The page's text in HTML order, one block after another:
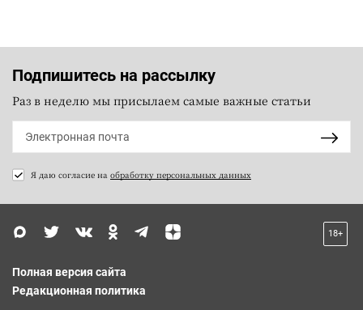
Подпишитесь на рассылку
Раз в неделю мы присылаем самые важные статьи
Я даю согласие на обработку персональных данных
18+
Полная версия сайта
Редакционная политика